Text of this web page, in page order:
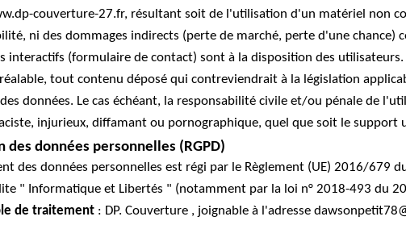
couverture-27.fr, résultant soit de l'utilisation d'un matériel non
ni des dommages indirects (perte de marché, perte d'une chance)
interactifs (formulaire de contact) sont à la disposition des
tout contenu déposé qui contreviendrait à la législation
données. Le cas échéant, la responsabilité civile et/ou pénale de
injurieux, diffamant ou pornographique, quel que soit le support
des données personnelles (RGPD)
des données personnelles est régi par le Règlement (UE) 2016/679
" Informatique et Libertés " (notamment par la loi n° 2018-493 du
de traitement : DP. Couverture , joignable à l'adresse